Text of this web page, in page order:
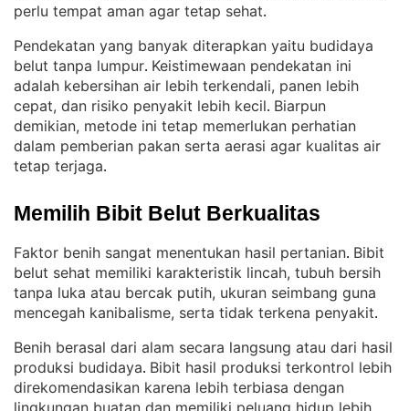
perlu tempat aman agar tetap sehat.
Pendekatan yang banyak diterapkan yaitu budidaya
belut tanpa lumpur. Keistimewaan pendekatan ini
adalah kebersihan air lebih terkendali, panen lebih
cepat, dan risiko penyakit lebih kecil. Biarpun
demikian, metode ini tetap memerlukan perhatian
dalam pemberian pakan serta aerasi agar kualitas air
tetap terjaga.
Memilih Bibit Belut Berkualitas
Faktor benih sangat menentukan hasil pertanian. Bibit
belut sehat memiliki karakteristik lincah, tubuh bersih
tanpa luka atau bercak putih, ukuran seimbang guna
mencegah kanibalisme, serta tidak terkena penyakit.
Benih berasal dari alam secara langsung atau dari hasil
produksi budidaya. Bibit hasil produksi terkontrol lebih
direkomendasikan karena lebih terbiasa dengan
lingkungan buatan dan memiliki peluang hidup lebih